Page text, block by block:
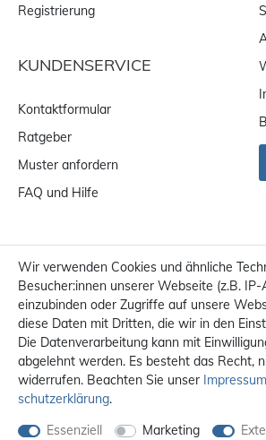
Registrierung
KUNDENSERVICE
Kontaktformular
Ratgeber
Muster anfordern
FAQ und Hilfe
Wir verwenden Cookies und ähnliche
Besucher:innen unserer Webseite (z.B.
einzubinden oder Zugriffe auf unsere
diese Daten mit Dritten, die wir in den
Die Datenverarbeitung kann mit
abgelehnt werden. Es besteht das Recht,
widerrufen. Beachten Sie unser Impressum
schutz­erklärung.
Essenziell
Marketing